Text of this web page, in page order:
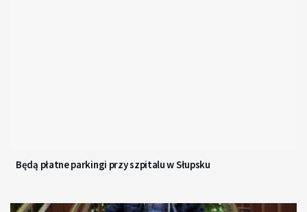
Będą płatne parkingi przy szpitalu w Słupsku